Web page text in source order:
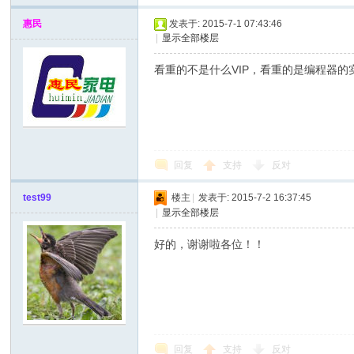
惠民
发表于: 2015-7-1 07:43:46
显示全部楼层
看重的不是什么VIP，看重的是编程器的
回复 支持 反对
test99 楼主
发表于: 2015-7-2 16:37:45
显示全部楼层
好的，谢谢啦各位！！
回复 支持 反对